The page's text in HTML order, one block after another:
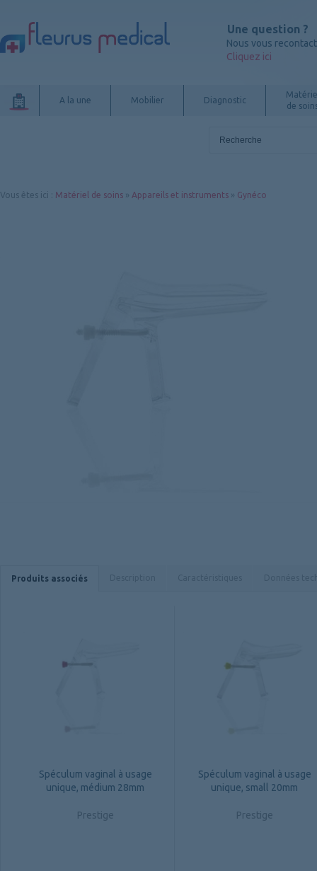
Une question ?
Nous vous
Cliquez ici
A la une Mobilier Diagnostic
de
Vous êtes ici Matériel de soins » Appareils et instruments » Gynéco
Produits associés
Spéculum vaginal à usage
unique, médium 28mm
Prestige
Spéculum vaginal à usage
unique, small 20mm
Prestige